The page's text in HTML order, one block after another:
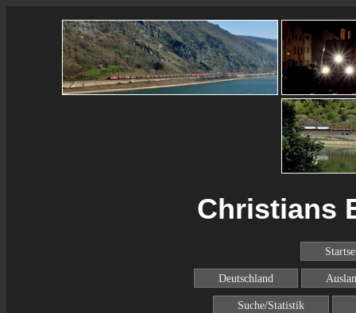
Christians
Deutschland
Suche/Statistik